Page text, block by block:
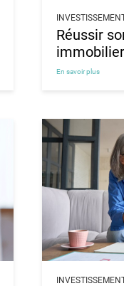
Réussir
immobilier
En savoir plus